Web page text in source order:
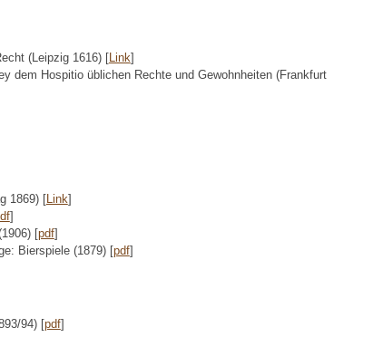
(Leipzig 1616) [Link]
dem Hospitio üblichen Rechte und Gewohnheiten (Frankfurt
1869) [Link]
]
[pdf]
Bierspiele (1879) [pdf]
94) [pdf]